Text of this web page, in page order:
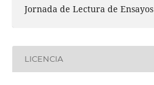
Jornada de Lectura de Ensayos
LICENCIA